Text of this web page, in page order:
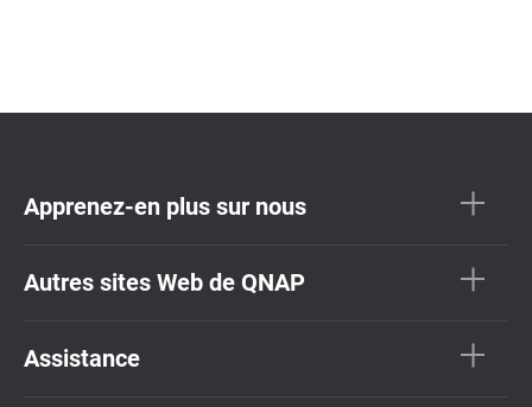
Apprenez-en plus sur nous
Autres sites Web de QNAP
Assistance